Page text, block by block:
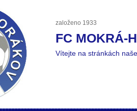
založeno 1933
FC MOKRÁ-
Vítejte na stránkách